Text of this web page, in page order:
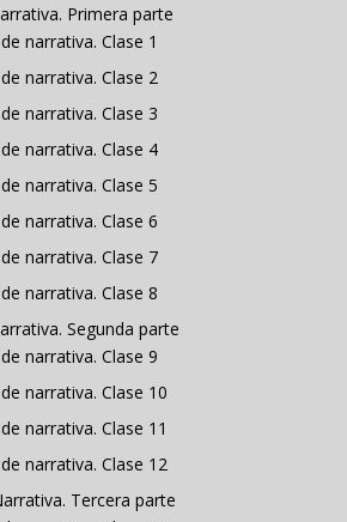
Primera parte
narrativa. Clase 1
narrativa. Clase 2
narrativa. Clase 3
narrativa. Clase 4
narrativa. Clase 5
narrativa. Clase 6
narrativa. Clase 7
narrativa. Clase 8
Segunda parte
narrativa. Clase 9
narrativa. Clase 10
narrativa. Clase 11
narrativa. Clase 12
Tercera parte